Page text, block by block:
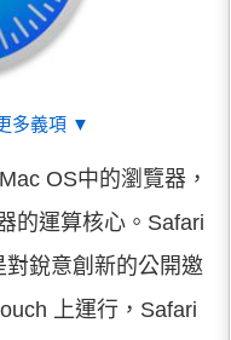
多義項 ▼
OS中的瀏覽器，
的運算核心。Safari
銳意創新的公開邀
上運行，Safari